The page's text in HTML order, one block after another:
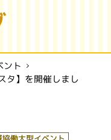
ント
タ】を開催しまし